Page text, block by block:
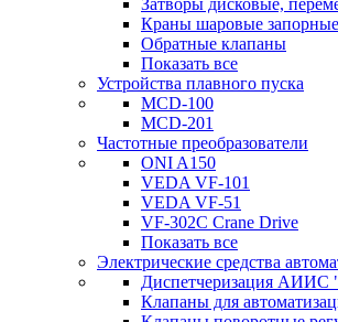
Затворы дисковые,
Краны шаровые запорные
Обратные клапаны
Показать все
Устройства плавного пуска
MCD-100
MCD-201
Частотные преобразователи
ONI A150
VEDA VF-101
VEDA VF-51
VF-302C Crane Drive
Показать все
Электрические средства
Диспетчеризация АИИС
Клапаны для